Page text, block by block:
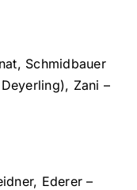
Schmidbauer
Zani –
Ederer –